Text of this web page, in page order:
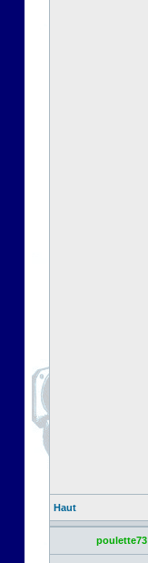
Haut
poulette73